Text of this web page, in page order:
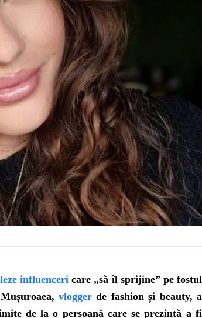
influenceri care „să îl sprijine” pe fostul
vlogger de fashion și beauty, a
de la o persoană care se prezintă a fi